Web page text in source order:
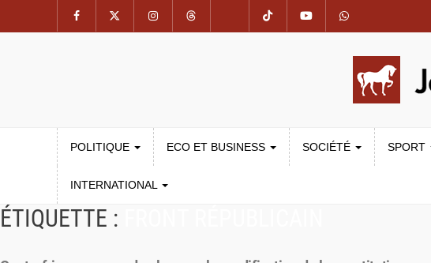
POLITIQUE ECO ET BUSINESS SOCIÉTÉ SPORT
INTERNATIONAL
ÉTIQUETTE :